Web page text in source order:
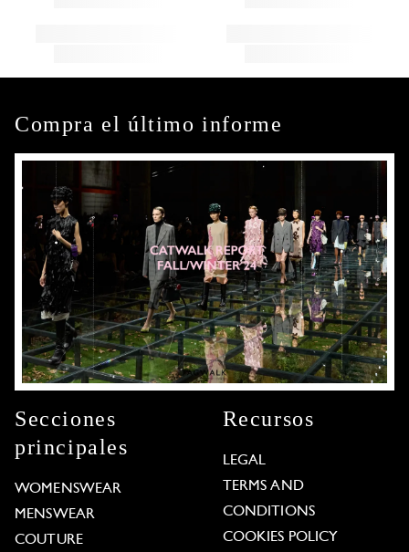
Compra el último informe
Secciones
principales
WOMENSWEAR
MENSWEAR
COUTURE
Recursos
LEGAL
TERMS AND
CONDITIONS
COOKIES POLICY